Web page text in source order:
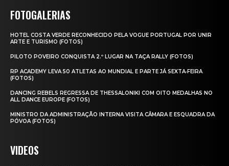
FOTOGALERIAS
HOTEL COSTA VERDE RECONHECIDO PELA VOGUE PORTUGAL POR UNIR
ARTE E TURISMO (FOTOS)
PILOTO POVEIRO CONQUISTA 2.º LUGAR NA TAÇA RALLY (FOTOS)
RP ACADEMY LEVA 50 ATLETAS AO MUNDIAL E PARTE JÁ SEXTA‑FEIRA
(FOTOS)
DANCING REBELS REGRESSA DE THESSALONIKI COM OITO MEDALHAS NO
ALL DANCE EUROPE (FOTOS)
MINISTRO DA ADMINISTRAÇÃO INTERNA VISITA CÂMARA E ESQUADRA DA
PÓVOA (FOTOS)
VIDEOS